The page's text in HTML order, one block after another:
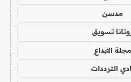
مدسن
تسويق
مجلة الابداع
الترددات